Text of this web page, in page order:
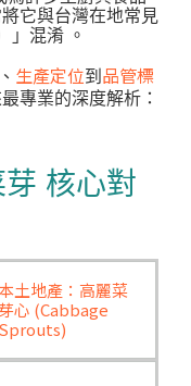
它與台灣在地常見
」混淆 。
、 生產定位到 品管標
專業的深度解析：
核心對
土地產：高麗菜
心 (Cabbage
Sprouts)